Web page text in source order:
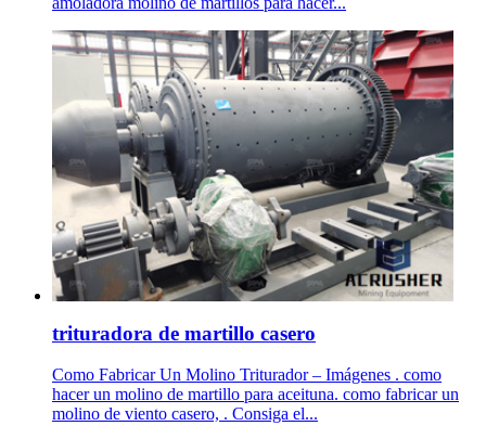
trituradora de martillo casero
Como Fabricar Un Molino Triturador – Imágenes . como
hacer un molino de martillo para aceituna. como fabricar un
molino de viento casero, . Consiga el...